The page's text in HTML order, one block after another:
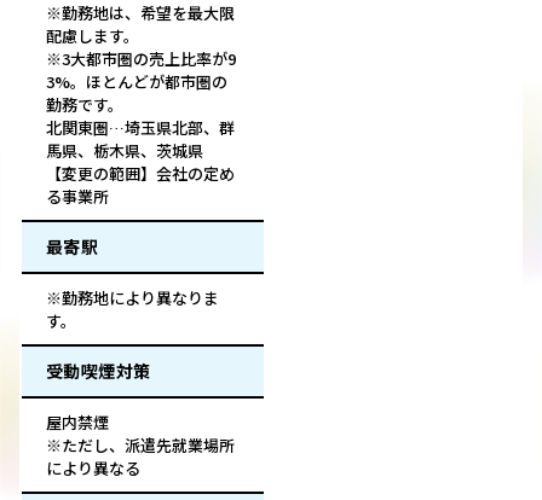
※勤務地は、希望を最大限
配慮します。
※3大都市圏の売上比率が9
3%。ほとんどが都市圏の
勤務です。
北関東圏…埼玉県北部、群
馬県、栃木県、茨城県
【変更の範囲】会社の定め
る事業所
最寄駅
※勤務地により異なりま
す。
受動喫煙対策
屋内禁煙
※ただし、派遣先就業場所
により異なる